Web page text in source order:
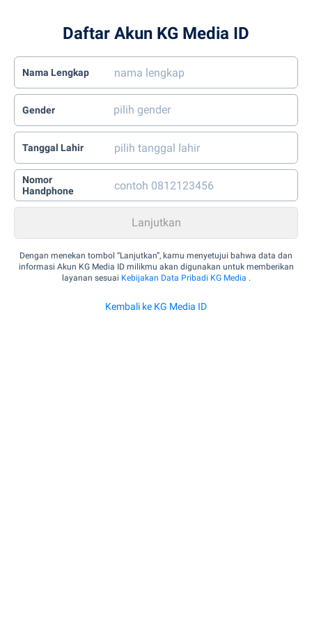
Daftar Akun KG Media ID
Nama Lengkap
Gender
Tanggal Lahir
Nomor
Handphone
Dengan menekan tombol “Lanjutkan”, kamu menyetujui bahwa data dan
informasi Akun KG Media ID milikmu akan digunakan untuk memberikan
layanan sesuai Kebijakan Data Pribadi KG Media .
Kembali ke KG Media ID